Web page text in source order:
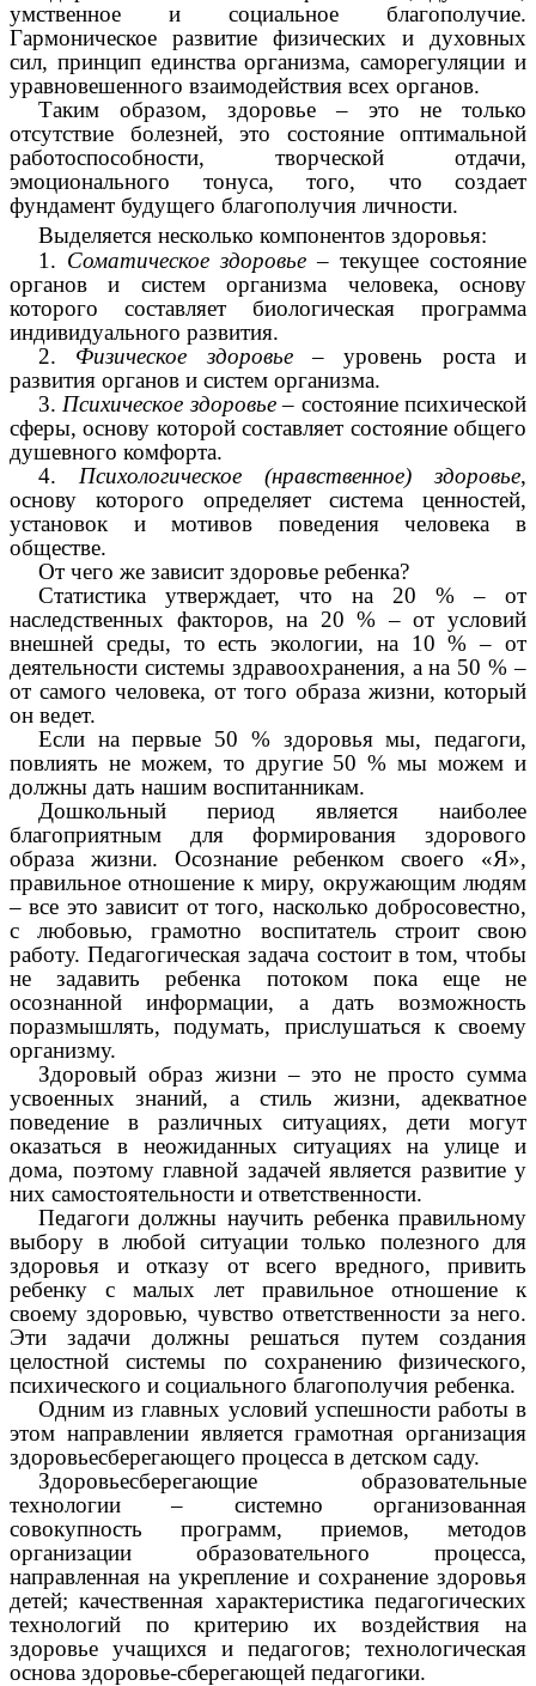
умственное и социальное благополучие.
Гармоническое развитие физических и духовных
сил, принцип единства организма, саморегуляции и
уравновешенного взаимодействия всех органов.
Таким образом, здоровье – это не только
отсутствие болезней, это состояние оптимальной
работоспособности, творческой отдачи,
эмоционального тонуса, того, что создает
фундамент будущего благополучия личности.
Выделяется несколько компонентов здоровья:
1. Соматическое здоровье – текущее состояние
органов и систем организма человека, основу
которого составляет биологическая программа
индивидуального развития.
2. Физическое здоровье– уровень роста и
развития органов и систем организма.
3. Психическое здоровье– состояние психической
сферы, основу которой составляет состояние общего
душевного комфорта.
4. Психологическое (нравственное) здоровье,
основу которого определяет система ценностей,
установок и мотивов поведения человека в
обществе.
От чего же зависит здоровье ребенка?
Статистика утверждает, что на 20 % – от
наследственных факторов, на 20 % – от условий
внешней среды, то есть экологии, на 10 % – от
деятельности системы здравоохранения, а на 50 % –
от самого человека, от того образа жизни, который
он ведет.
Если на первые 50 % здоровья мы, педагоги,
повлиять не можем, то другие 50 % мы можем и
должны дать нашим воспитанникам.
Дошкольный период является наиболее
благоприятным для формирования здорового
образа жизни. Осознание ребенком своего «Я»,
правильное отношение к миру, окружающим людям
– все это зависит от того, насколько добросовестно,
с любовью, грамотно воспитатель строит свою
работу. Педагогическая задача состоит в том, чтобы
не задавить ребенка потоком пока еще не
осознанной информации, а дать возможность
поразмышлять, подумать, прислушаться к своему
организму.
Здоровый образ жизни – это не просто сумма
усвоенных знаний, а стиль жизни, адекватное
поведение в различных ситуациях, дети могут
оказаться в неожиданных ситуациях на улице и
дома, поэтому главной задачей является развитие у
них самостоятельности и ответственности.
Педагоги должны научить ребенка правильному
выбору в любой ситуации только полезного для
здоровья и отказу от всего вредного, привить
ребенку с малых лет правильное отношение к
своему здоровью, чувство ответственности за него.
Эти задачи должны решаться путем создания
целостной системы по сохранению физического,
психического и социального благополучия ребенка.
Одним из главных условий успешности работы в
этом направлении является грамотная организация
здоровьесберегающего процесса в детском саду.
Здоровьесберегающие образовательные
технологии – системно организованная
совокупность программ, приемов, методов
организации образовательного процесса,
направленная на укрепление и сохранение здоровья
детей; качественная характеристика педагогических
технологий по критерию их воздействия на
здоровье учащихся и педагогов; технологическая
основа здоровье-сберегающей педагогики.